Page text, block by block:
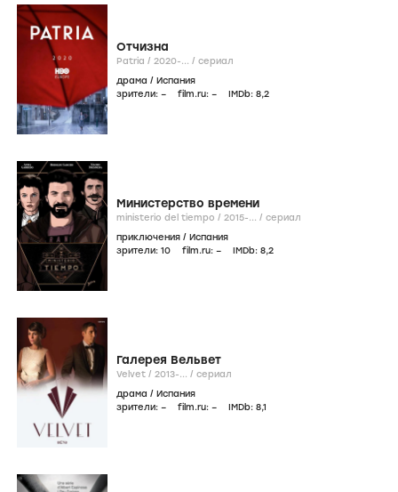
Отчизна
Patria / 2020-... / сериал
драма / Испания
зрители: – film.ru: – IMDb: 8,2
Министерство времени
ministerio del tiempo / 2015-... / сериал
приключения / Испания
зрители: 10 film.ru: – IMDb: 8,2
Галерея Вельвет
Velvet / 2013-... / сериал
драма / Испания
зрители: – film.ru: – IMDb: 8,1